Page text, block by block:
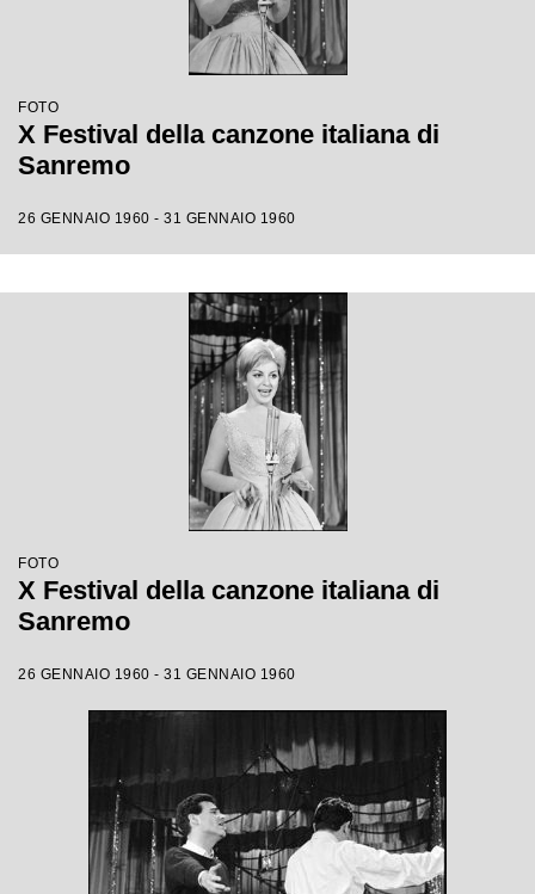
FOTO
X Festival della canzone italiana di
Sanremo
26 GENNAIO 1960 - 31 GENNAIO 1960
FOTO
X Festival della canzone italiana di
Sanremo
26 GENNAIO 1960 - 31 GENNAIO 1960